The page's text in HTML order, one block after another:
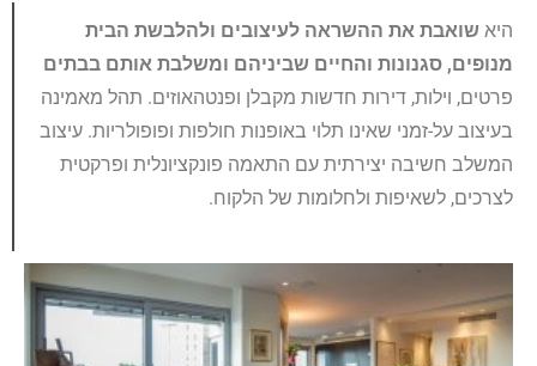
היא שואבת את ההשראה לעיצובים ולהלבשת הבית
מנופים, סגנונות והחיים שביניהם ומשלבת אותם בבתים
פרטים, וילות, דירות חדשות מקבלן ופנטהאוזים. תהל מאמינה
בעיצוב על-זמני שאינו תלוי באופנות חולפות ופופולריות. עיצוב
המשלב חשיבה יצירתית עם התאמה פונקציונלית ופרקטית
לצרכים, לשאיפות ולחלומות של הלקוח.